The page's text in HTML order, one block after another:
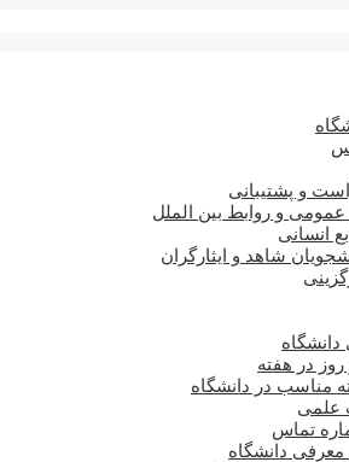
و پشتیبانی
عمومی و روابط بین الملل
انسانی
شاهد و ایثارگران
در هفته
مناسب در دانشگاه
علمی
تماس
دانشگاه